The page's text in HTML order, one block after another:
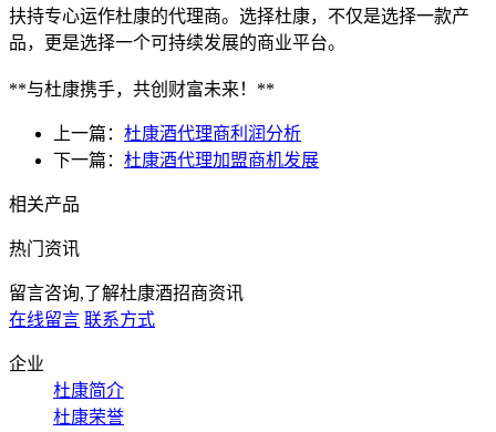
扶持专心运作杜康的代理商。选择杜康，不仅是选择一款产
品，更是选择一个可持续发展的商业平台。
**与杜康携手，共创财富未来！**
上一篇： 杜康酒代理商利润分析
下一篇： 杜康酒代理加盟商机发展
相关产品
热门资讯
留言咨询,了解杜康酒招商资讯
在线留言 联系方式
企业
杜康简介
杜康荣誉